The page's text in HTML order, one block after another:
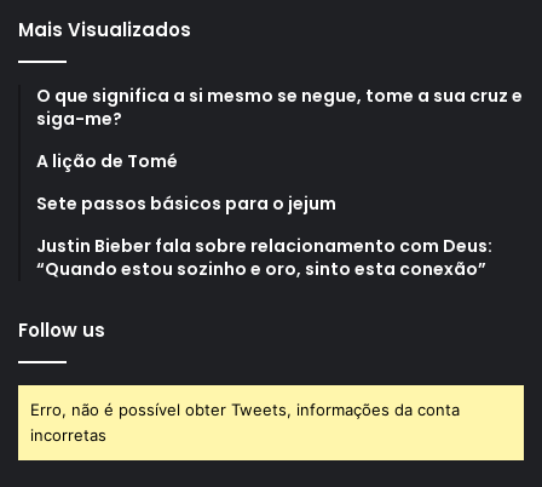
Mais Visualizados
O que significa a si mesmo se negue, tome a sua cruz e
siga-me?
A lição de Tomé
Sete passos básicos para o jejum
Justin Bieber fala sobre relacionamento com Deus:
“Quando estou sozinho e oro, sinto esta conexão”
Follow us
Erro, não é possível obter Tweets, informações da conta
incorretas